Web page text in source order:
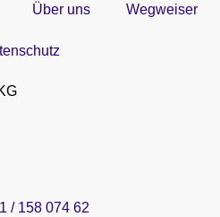
Über uns Wegweiser
/ 158 074 62